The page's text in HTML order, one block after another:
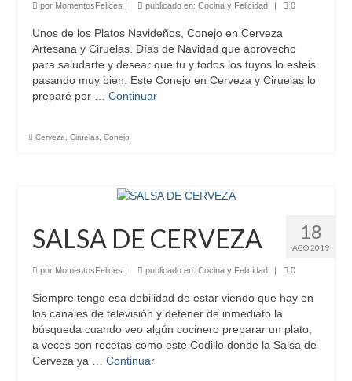
por MomentosFelices publicado en: Cocina y Felicidad 0
Unos de los Platos Navideños, Conejo en Cerveza
Artesana y Ciruelas. Días de Navidad que aprovecho
para saludarte y desear que tu y todos los tuyos lo esteis
pasando muy bien. Este Conejo en Cerveza y Ciruelas lo
preparé por … Continuar
Cerveza, Ciruelas, Conejo
18
AGO 2019
SALSA DE CERVEZA
por MomentosFelices | publicado en: Cocina y Felicidad | 0
Siempre tengo esa debilidad de estar viendo que hay en
los canales de televisión y detener de inmediato la
búsqueda cuando veo algún cocinero preparar un plato,
a veces son recetas como este Codillo donde la Salsa de
Cerveza ya … Continuar